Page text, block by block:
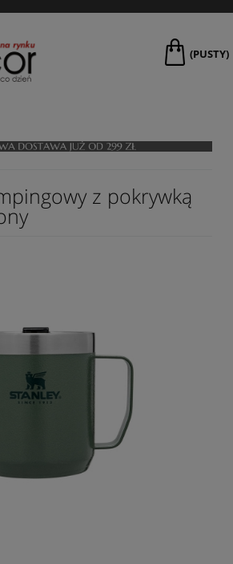
(PUSTY)
z pokrywką